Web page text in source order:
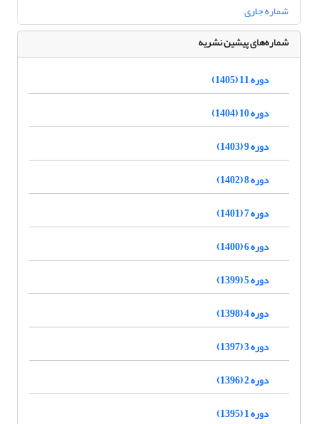
شماره جاری
شماره‌های پیشین نشریه
دوره 11 (1405)
دوره 10 (1404)
دوره 9 (1403)
دوره 8 (1402)
دوره 7 (1401)
دوره 6 (1400)
دوره 5 (1399)
دوره 4 (1398)
دوره 3 (1397)
دوره 2 (1396)
دوره 1 (1395)